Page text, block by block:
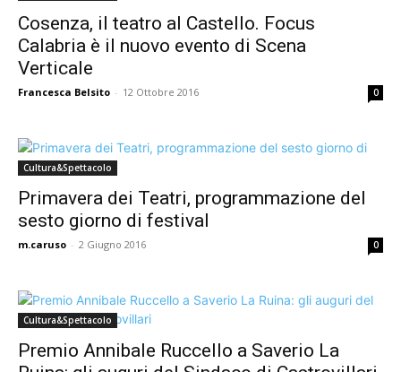
Cosenza, il teatro al Castello. Focus
Calabria è il nuovo evento di Scena
Verticale
Francesca Belsito - 12 Ottobre 2016 0
Cultura&Spettacolo
Primavera dei Teatri, programmazione del
sesto giorno di festival
m.caruso - 2 Giugno 2016 0
Cultura&Spettacolo
Premio Annibale Ruccello a Saverio La